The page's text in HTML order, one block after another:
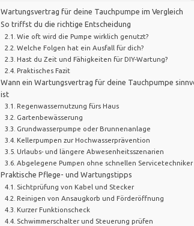
Wartungsvertrag für deine Tauchpumpe im Vergleich
So triffst du die richtige Entscheidung
Wie oft wird die Pumpe wirklich genutzt?
Welche Folgen hat ein Ausfall für dich?
Hast du Zeit und Fähigkeiten für DIY-Wartung?
Praktisches Fazit
Wann ein Wartungsvertrag für deine Tauchpumpe
ist
Regenwassernutzung fürs Haus
Gartenbewässerung
Grundwasserpumpe oder Brunnenanlage
Kellerpumpen zur Hochwasserprävention
Urlaubs- und längere Abwesenheitsszenarien
Abgelegene Pumpen ohne schnellen Servicetechniker
Praktische Pflege- und Wartungstipps
Sichtprüfung von Kabel und Stecker
Reinigen von Ansaugkorb und Förderöffnung
Kurzer Funktionscheck
Schwimmerschalter und Steuerung prüfen